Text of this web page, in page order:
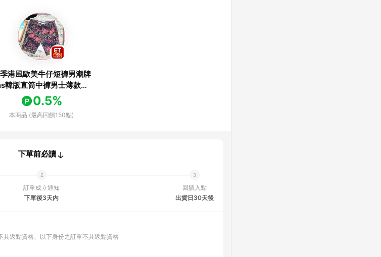
港風歐美牛仔短褲男潮牌
韓版直筒中褲男士薄款休
閑五分褲
0.5%
本商品 (最高回饋150點)
下單前必讀
訂單成立通知
下單後3天內
回饋入點
出貨日30天後
具返點資格 以下身份之訂單不具返點資格